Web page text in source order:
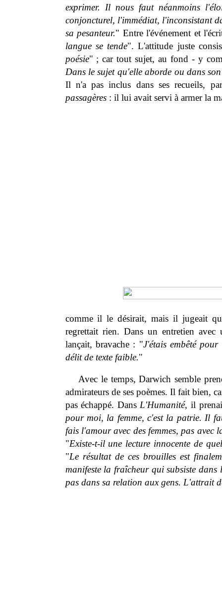
exprimer. Il nous faut néanmoins
conjoncturel, l'immédiat, l'inconsistant
sa pesanteur." Entre l'événement et
langue se tende". L'attitude juste
poésie" ; car tout sujet, au fond - y
Dans le sujet qu'elle aborde ou dans
Il n'a pas inclus dans ses recueils,
passagères: il lui avait servi à armer la
comme il le désirait, mais il jugeait
regrettait rien. Dans un entretien avec
lançait, bravache : "J'étais embêté
délit de texte faible."
Avec le temps, Darwich semble
admirateurs de ses poèmes. Il fait bien,
pas échappé. Dans L'Humanité, il
pour moi, la femme, c'est la patrie. Il
fais l'amour avec des femmes, pas avec
"Existe-t-il une lecture innocente de
"Le résultat de ces brouilles est
manifeste la fraîcheur qui subsiste
pas dans sa relation aux gens. L'attrait